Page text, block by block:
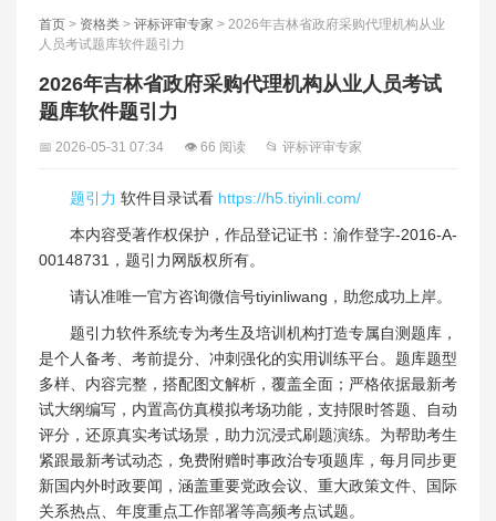
首页 > 资格类 > 评标评审专家 > 2026年吉林省政府采购代理机构从业
人员考试题库软件题引力
2026年吉林省政府采购代理机构从业人员考试
题库软件题引力
📅 2026-05-31 07:34 👁 66 阅读 📂 评标评审专家
题引力 软件目录试看 https://h5.tiyinli.com/
本内容受著作权保护，作品登记证书：渝作登字-2016-A-
00148731，题引力网版权所有。
请认准唯一官方咨询微信号tiyinliwang，助您成功上岸。
题引力软件系统专为考生及培训机构打造专属自测题库，
是个人备考、考前提分、冲刺强化的实用训练平台。题库题型
多样、内容完整，搭配图文解析，覆盖全面；严格依据最新考
试大纲编写，内置高仿真模拟考场功能，支持限时答题、自动
评分，还原真实考试场景，助力沉浸式刷题演练。为帮助考生
紧跟最新考试动态，免费附赠时事政治专项题库，每月同步更
新国内外时政要闻，涵盖重要党政会议、重大政策文件、国际
关系热点、年度重点工作部署等高频考点试题。